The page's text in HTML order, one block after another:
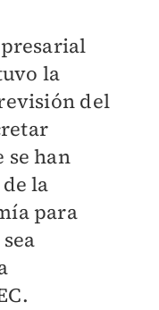
la
del
se han
la
para